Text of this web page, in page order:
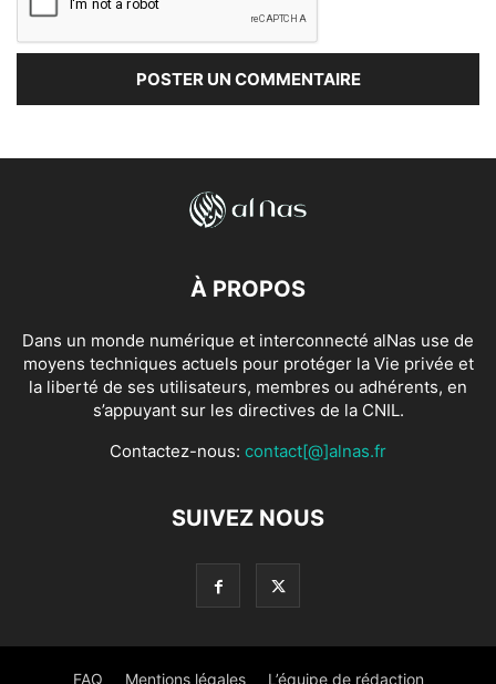
À PROPOS
Dans un monde numérique et interconnecté alNas use de
moyens techniques actuels pour protéger la Vie privée et
la liberté de ses utilisateurs, membres ou adhérents, en
s’appuyant sur les directives de la CNIL.
Contactez-nous: contact[@]alnas.fr
SUIVEZ NOUS
FAQ Mentions légales L’équipe de rédaction